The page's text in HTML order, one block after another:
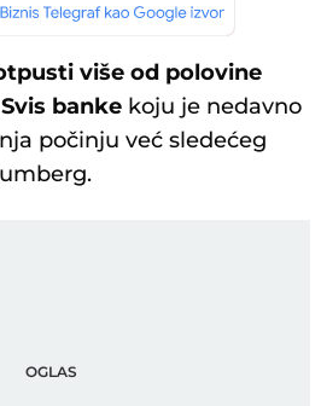
više od polovine
banke koju je nedavno
počinju već sledećeg